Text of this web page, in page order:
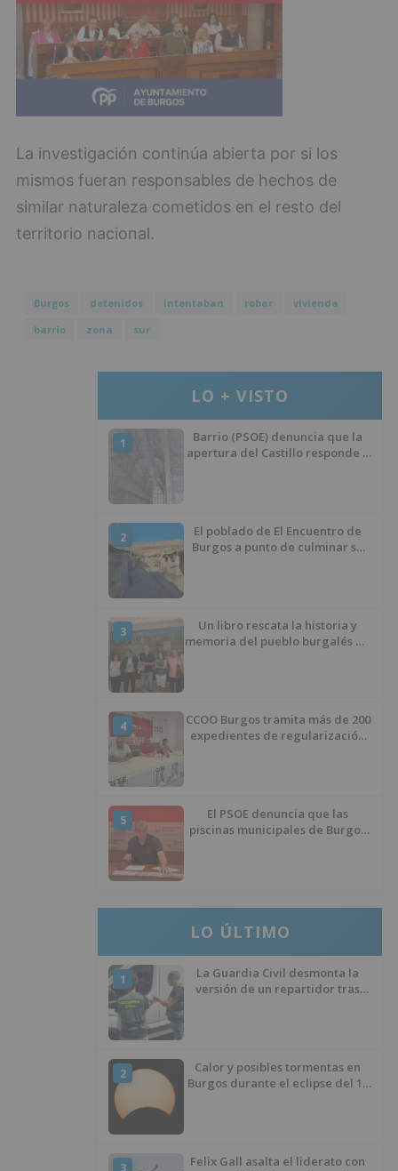
La investigación continúa abierta por si los
mismos fueran responsables de hechos de
similar naturaleza cometidos en el resto del
territorio nacional.
Burgos detenidos intentaban robar
vivienda
barrio
zona sur
LO + VISTO
1
Barrio (PSOE) denuncia que la
apertura del Castillo responde a
2
El poblado de El Encuentro de
Burgos a punto de culminar su
3
Un libro rescata la historia y
memoria del pueblo burgalés de
4
CCOO Burgos tramita más de 200
expedientes de regularización
5
El PSOE denuncia que las
piscinas municipales de Burgos
LO ÚLTIMO
1
La Guardia Civil desmonta la
versión de un repartidor tras
2
Calor y posibles tormentas en
Burgos durante el eclipse del 12
3
Felix Gall asalta el liderato con